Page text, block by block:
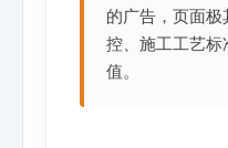
的广告，页面
控、施工工艺标
值。